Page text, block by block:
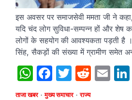
इस अवसर पर समाजसेवी ममता जी ने
यदि चंद लोग सुविधा-सम्पन्न हों और शेष
लोगों के सहयोग की आवश्यकता पड़ती है
सिंह, सैकड़ों की संख्या में ग्रामीण समेत
WhatsApp
Facebook
Twitter
ताजा खबर मुख्य समाचार राज्य